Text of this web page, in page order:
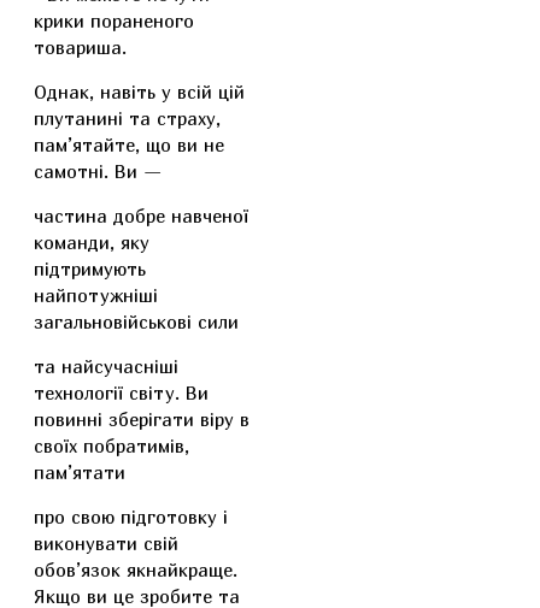
крики пораненого
товариша.
Однак, навіть у всій цій
плутанині та страху,
пам’ятайте, що ви не
самотні. Ви —
частина добре навченої
команди, яку
підтримують
найпотужніші
загальновійськові сили
та найсучасніші
технології світу. Ви
повинні зберігати віру в
своїх побратимів,
пам’ятати
про свою підготовку і
виконувати свій
обов’язок якнайкраще.
Якщо ви це зробите та